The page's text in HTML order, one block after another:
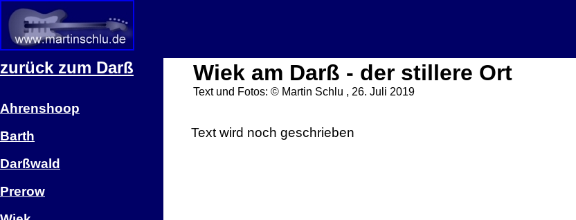
zurück zum Darß
Ahrenshoop
Barth
Darßwald
Prerow
Wiek am Darß - der stillere Ort
Text und Fotos: © Martin Schlu , 26. Juli 2019
Text wird noch geschrieben